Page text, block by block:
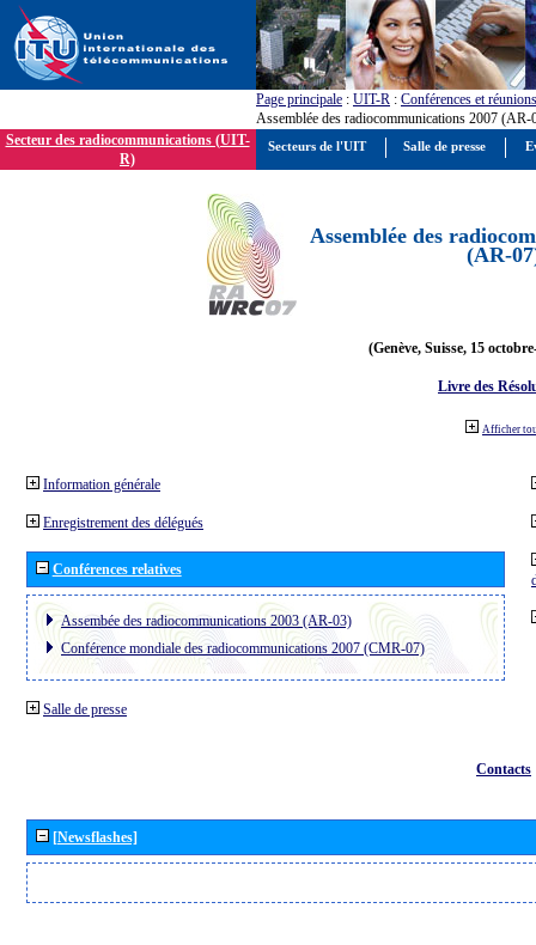
Page principale : UIT-R : Conférences et réunions
Assemblée des radiocommunications 2007 (AR-
Secteur des radiocommunications (UIT-
R)
Assemblée des
(AR-
(Genève, Suisse, 15
Livre des
Afficher
Information générale
Enregistrement des délégués
Conférences relatives
Assembée des radiocommunications 2003 (AR-03)
Conférence mondiale des radiocommunications 2007 (CMR-07)
Salle de presse
Contacts
[Newsflashes]
Secteurs de l'UIT Salle de presse